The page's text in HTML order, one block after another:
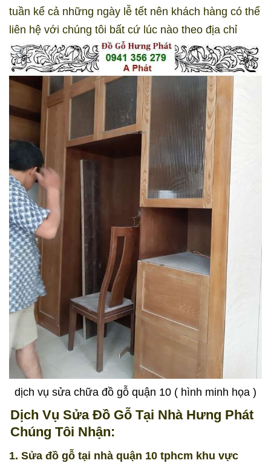
tuần kể cả những ngày lễ tết nên khách hàng có thể
liên hệ với chúng tôi bất cứ lúc nào theo địa chỉ
dịch vụ sửa chữa đồ gỗ quận 10 ( hình minh họa )
Dịch Vụ Sửa Đồ Gỗ Tại Nhà Hưng Phát
Chúng Tôi Nhận:
1. Sửa đồ gỗ tại nhà quận 10 tphcm khu vực